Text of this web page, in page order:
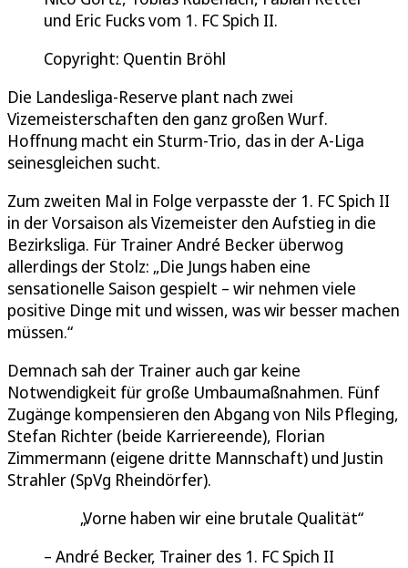
und Eric Fucks vom 1. FC Spich II.
Copyright: Quentin Bröhl
Die Landesliga-Reserve plant nach zwei
Vizemeisterschaften den ganz großen Wurf.
Hoffnung macht ein Sturm-Trio, das in der A-Liga
seinesgleichen sucht.
Zum zweiten Mal in Folge verpasste der 1. FC Spich II
in der Vorsaison als Vizemeister den Aufstieg in die
Bezirksliga. Für Trainer André Becker überwog
allerdings der Stolz: „Die Jungs haben eine
sensationelle Saison gespielt – wir nehmen viele
positive Dinge mit und wissen, was wir besser machen
müssen.“
Demnach sah der Trainer auch gar keine
Notwendigkeit für große Umbaumaßnahmen. Fünf
Zugänge kompensieren den Abgang von Nils Pfleging,
Stefan Richter (beide Karriereende), Florian
Zimmermann (eigene dritte Mannschaft) und Justin
Strahler (SpVg Rheindörfer).
Vorne haben wir eine brutale Qualität
André Becker, Trainer des 1. FC Spich II